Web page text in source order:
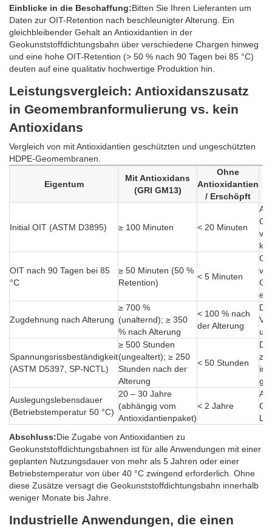
Einblicke in die Beschaffung:Bitten Sie Ihren Lieferanten um
Daten zur OIT-Retention nach beschleunigter Alterung. Ein
gleichbleibender Gehalt an Antioxidantien in der
Geokunststoffdichtungsbahn über verschiedene Chargen hinweg
und eine hohe OIT-Retention (> 50 % nach 90 Tagen bei 85 °C)
deuten auf eine qualitativ hochwertige Produktion hin.
Leistungsvergleich: Antioxidanszusatz
in Geomembranformulierung vs. kein
Antioxidans
Vergleich von mit Antioxidantien geschützten und ungeschützten
HDPE-Geomembranen.
Eigentum
Mit Antioxidans
(GRI GM13)
Ohne
Antioxidantien
/ Erschöpft
Initial OIT (ASTM D3895) ≥ 100 Minuten < 20 Minuten
OIT nach 90 Tagen bei 85
°C
≥ 50 Minuten (50 %
Retention)
< 5 Minuten
Zugdehnung nach Alterung
≥ 700 %
(unalternd); ≥ 350
% nach Alterung
< 100 % nach
der Alterung
Spannungsrissbeständigkeit
(ASTM D5397, SP-NCTL)
≥ 500 Stunden
(ungealtert); ≥ 250
Stunden nach der
Alterung
< 50 Stunden
zu
Auslegungslebensdauer
(Betriebstemperatur 50 °C)
20 – 30 Jahre
(abhängig vom
Antioxidantienpaket)
< 2 Jahre
Abschluss:Die Zugabe von Antioxidantien zu
Geokunststoffdichtungsbahnen ist für alle Anwendungen mit einer
geplanten Nutzungsdauer von mehr als 5 Jahren oder einer
Betriebstemperatur von über 40 °C zwingend erforderlich. Ohne
diese Zusätze versagt die Geokunststoffdichtungsbahn innerhalb
weniger Monate bis Jahre.
Industrielle Anwendungen, die einen